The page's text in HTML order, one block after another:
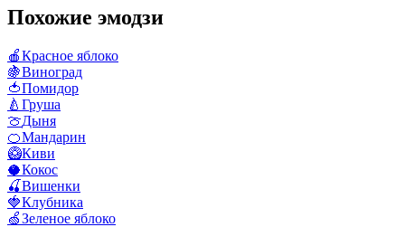
Похожие эмодзи
🍎Красное яблоко
🍇Виноград
🍅Помидор
🍐 Груша
🍈Дыня
🍊Мандарин
🥝Киви
🥥Кокос
🍒Вишенки
🍓Клубника
🍏Зеленое яблоко